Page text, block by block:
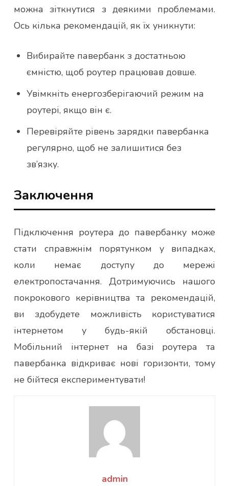
можна зіткнутися з деякими проблемами.
Ось кілька рекомендацій, як їх уникнути:
Вибирайте павербанк з достатньою
ємністю, щоб роутер працював довше.
Увімкніть енергозберігаючий режим на
роутері, якщо він є.
Перевіряйте рівень зарядки павербанка
регулярно, щоб не залишитися без
зв’язку.
Заключення
Підключення роутера до павербанку може
стати справжнім порятунком у випадках,
коли немає доступу до мережі
електропостачання. Дотримуючись нашого
покрокового керівництва та рекомендацій,
ви здобудете можливість користуватися
інтернетом у будь-якій обстановці.
Мобільний інтернет на базі роутера та
павербанка відкриває нові горизонти, тому
не бійтеся експериментувати!
admin